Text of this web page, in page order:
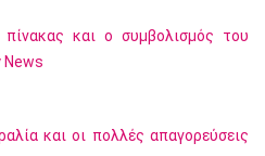
και ο συμβολισμός του
News
και οι πολλές απαγορεύσεις